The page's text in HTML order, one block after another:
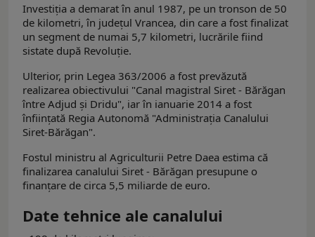
Investiţia a demarat în anul 1987, pe un tronson de 50
de kilometri, în judeţul Vrancea, din care a fost finalizat
un segment de numai 5,7 kilometri, lucrările fiind
sistate după Revoluție.
Ulterior, prin Legea 363/2006 a fost prevăzută
realizarea obiectivului "Canal magistral Siret - Bărăgan
între Adjud şi Dridu", iar în ianuarie 2014 a fost
înființată Regia Autonomă "Administrația Canalului
Siret-Bărăgan".
Fostul ministru al Agriculturii Petre Daea estima că
finalizarea canalului Siret - Bărăgan presupune o
finanțare de circa 5,5 miliarde de euro.
Date tehnice ale canalului